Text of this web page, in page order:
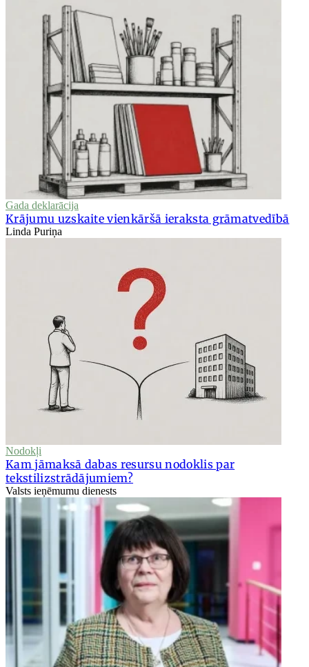
Gada deklarācija
Krājumu uzskaite vienkāršā ieraksta grāmatvedībā
Linda Puriņa
Nodokļi
Kam jāmaksā dabas resursu nodoklis par
tekstilizstrādājumiem?
Valsts ieņēmumu dienests